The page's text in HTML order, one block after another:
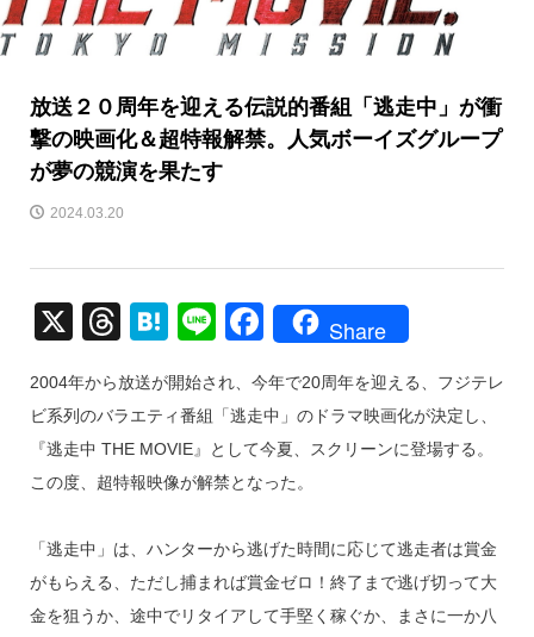
放送２０周年を迎える伝説的番組「逃走中」が衝
撃の映画化＆超特報解禁。人気ボーイズグループ
が夢の競演を果たす
2024.03.20
X
T
e
a
d
H
e
n
a
Li
e
F
c
e
b
o
k
Share
2004年から放送が開始され、今年で20周年を迎える、フジテレ
ビ系列のバラエティ番組「逃走中」のドラマ映画化が決定し、
『逃走中 THE MOVIE』として今夏、スクリーンに登場する。
この度、超特報映像が解禁となった。
「逃走中」は、ハンターから逃げた時間に応じて逃走者は賞金
がもらえる、ただし捕まれば賞金ゼロ！終了まで逃げ切って大
金を狙うか、途中でリタイアして手堅く稼ぐか、まさに一か八